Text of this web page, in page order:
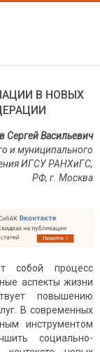
В НОВЫХ
Сергей Васильевич
и муниципального
ИГСУ РАНХиГС,
РФ, г. Москва
собой процесс
аспекты жизни
повышению
В современных
инструментом
социально-